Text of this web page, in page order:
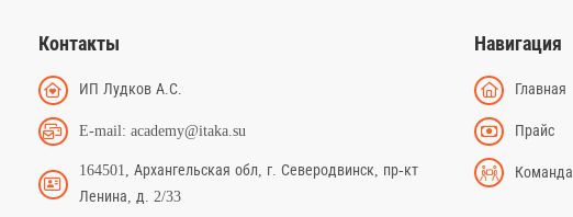
Контакты
ИП Лудков А.С.
E-mail: academy@itaka.su
164501, Архангельская обл, г. Северодвинск, пр-кт
Ленина, д. 2/33
Навигация
Главная
Прайс
Команда